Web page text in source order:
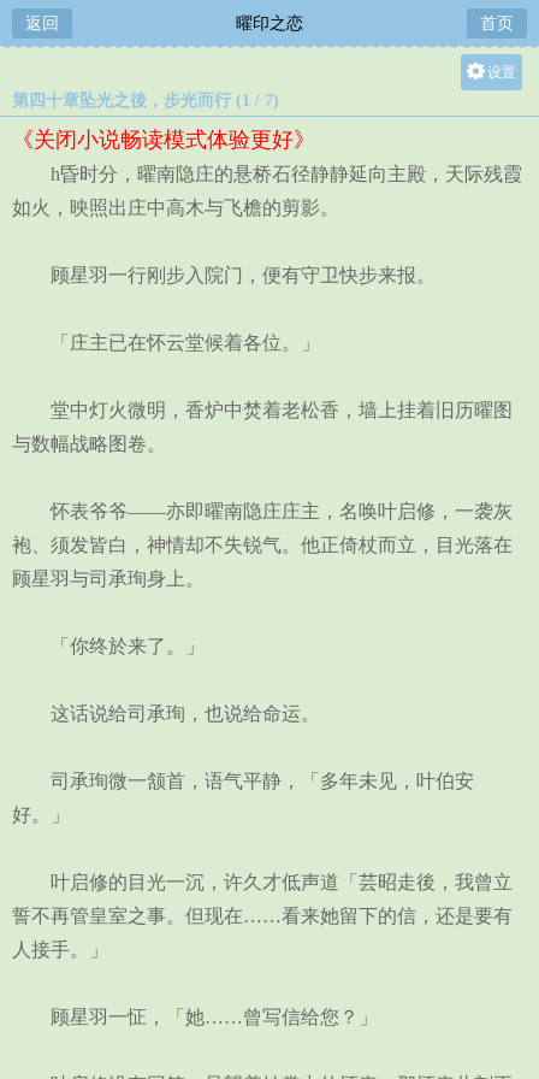
返回 曜印之恋 首页
设置
中
第四十章坠光之後，步光而行 (1 / 7)
《关闭小说畅读模式体验更好》
h昏时分，曜南隐庄的悬桥石径静静延向主殿，天际残霞
如火，映照出庄中高木与飞檐的剪影。
顾星羽一行刚步入院门，便有守卫快步来报。
「庄主已在怀云堂候着各位。」
堂中灯火微明，香炉中焚着老松香，墙上挂着旧历曜图
与数幅战略图卷。
怀表爷爷——亦即曜南隐庄庄主，名唤叶启修，一袭灰
袍、须发皆白，神情却不失锐气。他正倚杖而立，目光落在
顾星羽与司承珣身上。
「你终於来了。」
这话说给司承珣，也说给命运。
司承珣微一颔首，语气平静，「多年未见，叶伯安
好。」
叶启修的目光一沉，许久才低声道「芸昭走後，我曾立
誓不再管皇室之事。但现在……看来她留下的信，还是要有
人接手。」
顾星羽一怔，「她……曾写信给您？」